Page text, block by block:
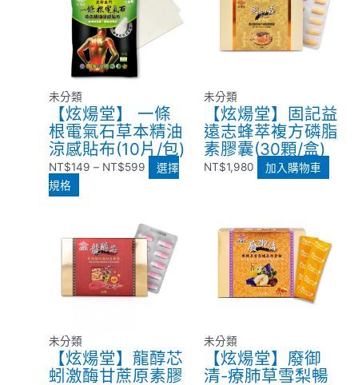
未分類
【炫煬堂】 一條
根電氣石草本精油
涼感貼布(10片/包)
NT$149 – NT$599
NT$149
到
選擇
規格
有
多
種
款
式。
可
在
產
品
頁
選
項
未分類
【炫煬堂】固記益
遠志蜂萃複方磷脂
素膠囊(30顆/盒)
NT$1,980 加入購物車
未分類
【炫煬堂】龍醇芯
蚓激酶甘蔗原素膠
未分類
【炫煬堂】廢御
清-療肺草雪梨暢